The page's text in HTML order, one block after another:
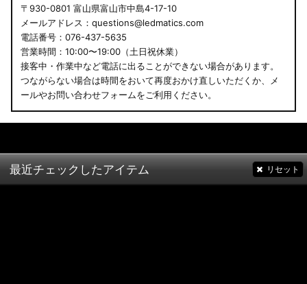
〒930-0801 富山県富山市中島4-17-10
メールアドレス：questions@ledmatics.com
電話番号：076-437-5635
営業時間：10:00〜19:00（土日祝休業）
接客中・作業中など電話に出ることができない場合があります。
つながらない場合は時間をおいて再度おかけ直しいただくか、メ
ールやお問い合わせフォームをご利用ください。
最近チェックしたアイテム リセット